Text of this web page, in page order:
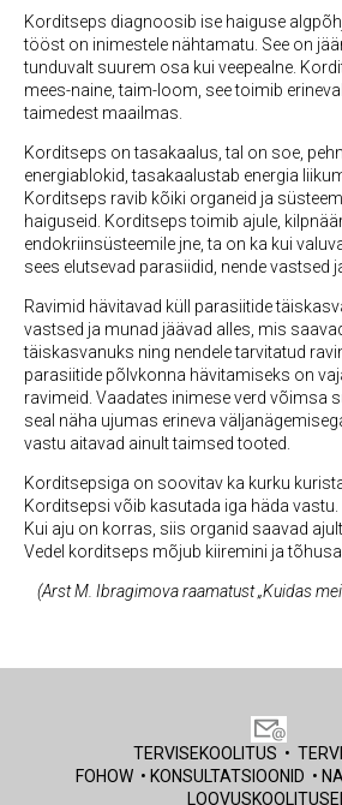
Korditseps diagnoosib ise haiguse
tööst on inimestele nähtamatu. See on
tunduvalt suurem osa kui veepealne.
mees-naine, taim-loom, see toimib
taimedest maailmas.
Korditseps on tasakaalus, tal on soe,
energiablokid, tasakaalustab energia
Korditseps ravib kõiki organeid ja
haiguseid. Korditseps toimib ajule,
endokriinsüsteemile jne, ta on ka kui
sees elutsevad parasiidid, nende vastsed
Ravimid hävitavad küll parasiitide
vastsed ja munad jäävad alles, mis
täiskasvanuks ning nendele tarvitatud
parasiitide põlvkonna hävitamiseks on
ravimeid. Vaadates inimese verd võimsa
seal näha ujumas erineva
vastu aitavad ainult taimsed tooted.
Korditsepsiga on soovitav ka kurku
Korditsepsi võib kasutada iga häda vastu.
Kui aju on korras, siis organid saavad
Vedel korditseps mõjub kiiremini ja
(Arst M. Ibragimova raamatust „Kuidas
TERVISEKOOLITUS •
FOHOW• KONSULTATSIOONID •
LOOVUSKOOLITUSE